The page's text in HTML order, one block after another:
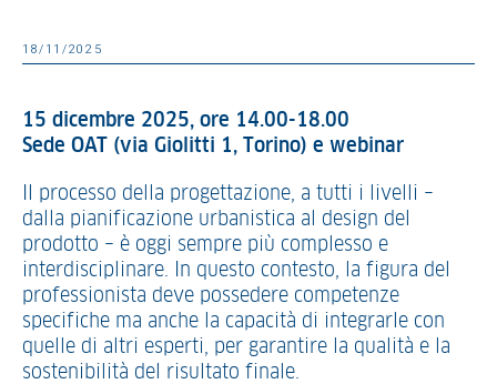
18/11/2025
15 dicembre 2025, ore 14.00-18.00
Sede OAT (via Giolitti 1, Torino) e webinar
Il processo della progettazione, a tutti i livelli –
dalla pianificazione urbanistica al design del
prodotto – è oggi sempre più complesso e
interdisciplinare. In questo contesto, la figura del
professionista deve possedere competenze
specifiche ma anche la capacità di integrarle con
quelle di altri esperti, per garantire la qualità e la
sostenibilità del risultato finale.